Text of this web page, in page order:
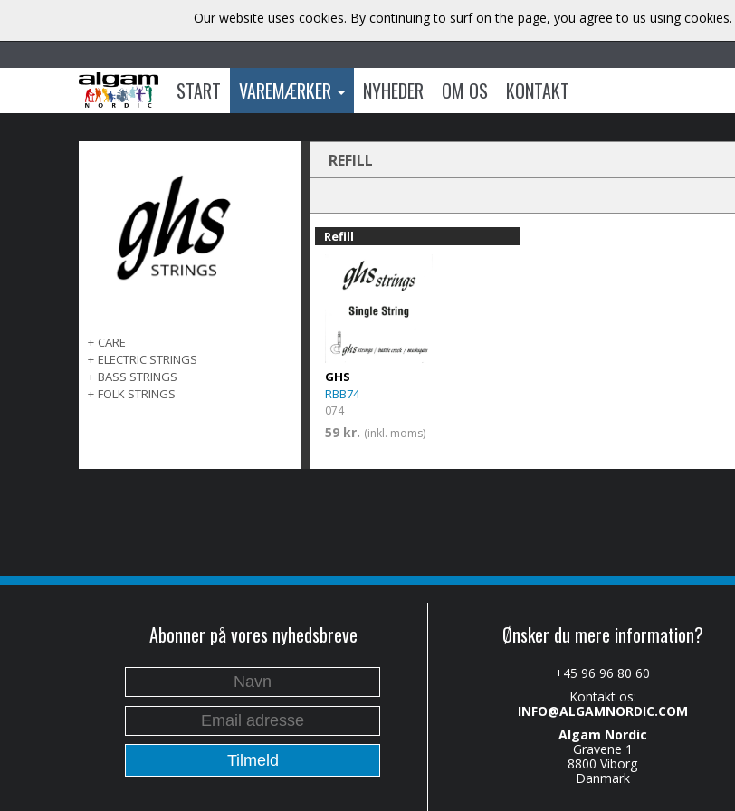
START VAREMÆRKER NYHEDER OM OS KONTAKT
+ CARE
+ ELECTRIC STRINGS
+ BASS STRINGS
+ FOLK STRINGS
REFILL
Refill
GHS
RBB74
074
59 kr. (inkl. moms)
Abonner på vores nyhedsbreve Ønsker du mere information?
+45 96 96 80 60
Kontakt os:
INFO@ALGAMNORDIC.COM
Algam Nordic
Gravene 1
8800 Viborg
Danmark
Our website uses cookies. By continuing to surf on the page, you agree to us using cookies.